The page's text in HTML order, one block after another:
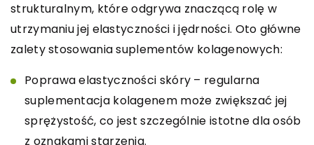
strukturalnym, które odgrywa znaczącą rolę w
utrzymaniu jej elastyczności i jędrności. Oto główne
zalety stosowania suplementów kolagenowych:
Poprawa elastyczności skóry – regularna
suplementacja kolagenem może zwiększać jej
sprężystość, co jest szczególnie istotne dla osób
z oznakami starzenia.